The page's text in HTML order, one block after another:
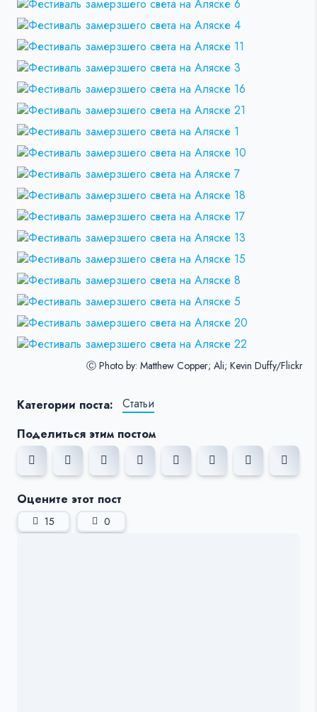
Ⓒ Photo by: Matthew Copper; Ali; Kevin Duffy/Flickr
Категории поста:
Статьи
Поделиться этим постом
Оцените этот пост
15 0